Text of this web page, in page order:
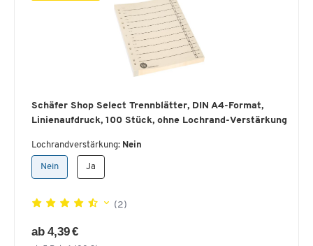
Schäfer Shop Select Trennblätter, DIN A4-Format,
Linienaufdruck, 100 Stück, ohne Lochrand-Verstärkung
Lochrandverstärkung: Nein
Nein Ja
(2)
ab 4,39 €